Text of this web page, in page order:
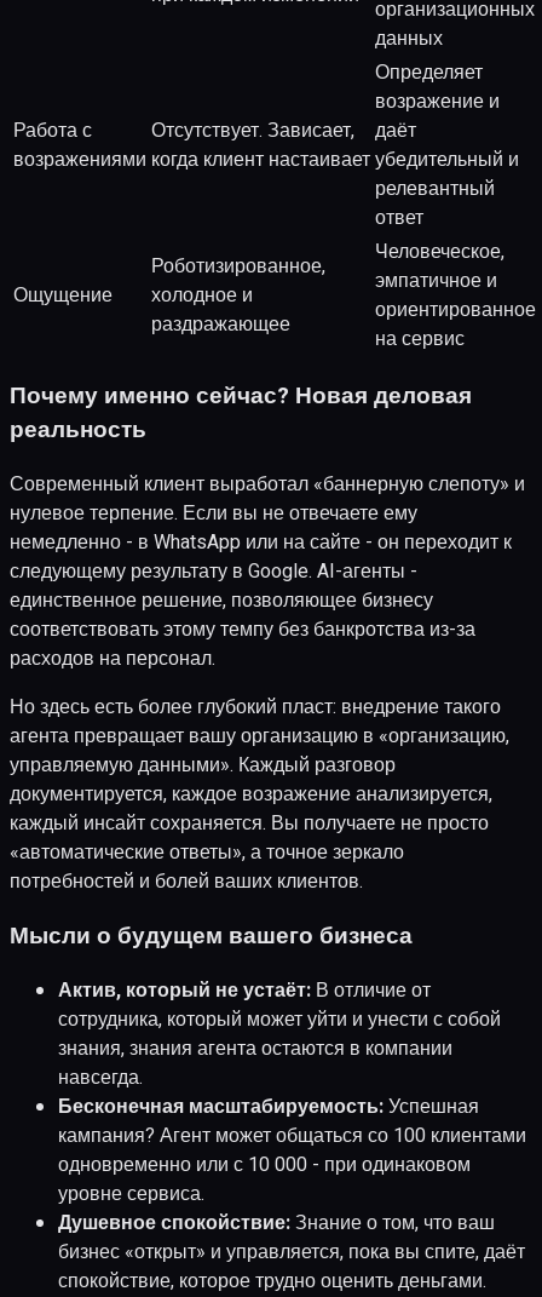
организационных
данных
Работа с
возражениями
Отсутствует. Зависает,
когда клиент настаивает
Определяет
возражение и
даёт
убедительный и
релевантный
ответ
Ощущение
Роботизированное,
холодное и
раздражающее
Человеческое,
эмпатичное и
ориентированное
на сервис
Почему именно сейчас? Новая деловая
реальность
Современный клиент выработал «баннерную слепоту» и
нулевое терпение. Если вы не отвечаете ему
немедленно - в WhatsApp или на сайте - он переходит к
следующему результату в Google. AI-агенты -
единственное решение, позволяющее бизнесу
соответствовать этому темпу без банкротства из-за
расходов на персонал.
Но здесь есть более глубокий пласт: внедрение такого
агента превращает вашу организацию в «организацию,
управляемую данными». Каждый разговор
документируется, каждое возражение анализируется,
каждый инсайт сохраняется. Вы получаете не просто
«автоматические ответы», а точное зеркало
потребностей и болей ваших клиентов.
Мысли о будущем вашего бизнеса
Актив, который не устаёт: В отличие от
сотрудника, который может уйти и унести с собой
знания, знания агента остаются в компании
навсегда.
Бесконечная масштабируемость:Успешная
кампания? Агент может общаться со 100 клиентами
одновременно или с 10 000 - при одинаковом
уровне сервиса.
Душевное спокойствие:Знание о том, что ваш
бизнес «открыт» и управляется, пока вы спите, даёт
спокойствие, которое трудно оценить деньгами.